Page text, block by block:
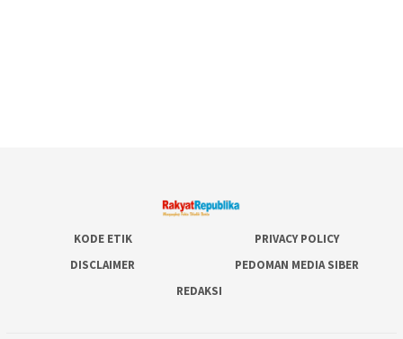
KODE ETIK
PRIVACY POLICY
DISCLAIMER
PEDOMAN MEDIA SIBER
REDAKSI